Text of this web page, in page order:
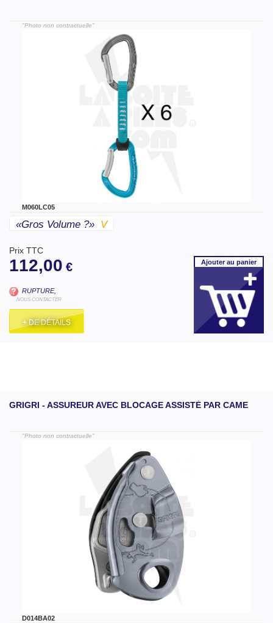
"Photo non contractuelle"
M060LC05
«gros Volume ?» V
Prix TTC
112,00 €
RUPTURE,
NOUS CONTACTER
+ DE DÉTAILS
Ajouterau panier
GRIGRI - ASSUREUR AVEC BLOCAGE ASSISTÉ PAR CAME
"Photo non contractuelle"
D014BA02